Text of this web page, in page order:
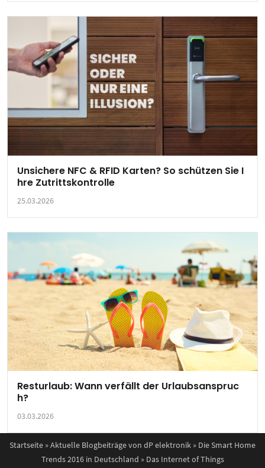
Unsichere NFC & RFID Karten? So schützen Sie I
hre Zutrittskontrolle
25.03.2026
Resturlaub: Wann verfällt der Urlaubsanspruc
h?
03.03.2026
Startseite »Aktuelle Blogbeiträge von dP elektronik » Die Smart Home
Trends 2016 in Deutschland » Das Internet of Things